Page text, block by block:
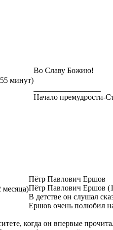
55 минут)
Во Славу Божию!
Начало премудрости-
месяца)
Пётр Павлович Ершов
Пётр Павлович Ершов
В детстве он слушал
Ершов очень полюбил
когда он впервые